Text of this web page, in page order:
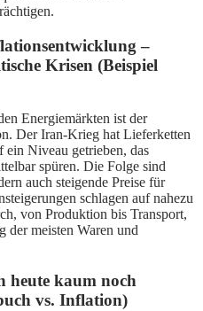
–
Krisen (Beispiel
Energiemärkten ist der
Der Iran-Krieg hat Lieferketten
ein Niveau getrieben, das
spüren. Die Folge sind
auch steigende Preise für
schlagen auf nahezu
von Produktion bis Transport,
der meisten Waren und
heute kaum noch
vs. Inflation)